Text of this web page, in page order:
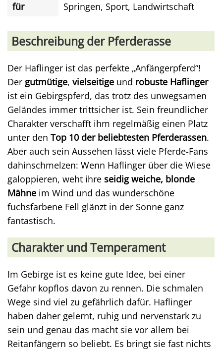
für
Springen, Sport, Landwirtschaft
Beschreibung der Pferderasse
Der Haflinger ist das perfekte „Anfängerpferd“!
Der gutmütige, vielseitige und robuste Haflinger
ist ein Gebirgspferd, das trotz des unwegsamen
Geländes immer trittsicher ist. Sein freundlicher
Charakter verschafft ihm regelmäßig einen Platz
unter den Top 10 der beliebtesten Pferderassen.
Aber auch sein Aussehen lässt viele Pferde-Fans
dahinschmelzen: Wenn Haflinger über die Wiese
galoppieren, weht ihre seidig weiche, blonde
Mähne im Wind und das wunderschöne
fuchsfarbene Fell glänzt in der Sonne ganz
fantastisch.
Charakter und Temperament
Im Gebirge ist es keine gute Idee, bei einer
Gefahr kopflos davon zu rennen. Die schmalen
Wege sind viel zu gefährlich dafür. Haflinger
haben daher gelernt, ruhig und nervenstark zu
sein und genau das macht sie vor allem bei
Reitanfängern so beliebt. Es bringt sie fast nichts